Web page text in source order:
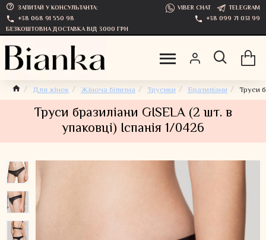
ЗАПИТАЙ У КОНСУЛЬТАНТА: VIBER CHAT
TELEGRAM
+38 068 91 550 98
+38 099 71 031 99
БЕЗКОШТОВНА ДОСТАВКА ВІД 3000 ГРН
Для жінок Жіноча білизна Трусики Бразиліани Труси
Труси бразиліани GISELA (2 шт. в
упаковці) Іспанія 1/0426